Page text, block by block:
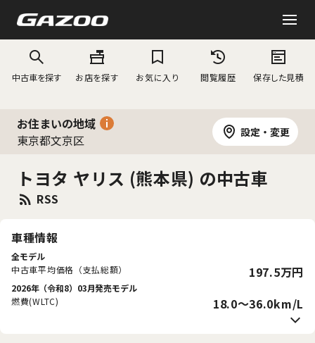
中古車を探す お店を探す お気に入り 閲覧履歴 保存した見積
お住まいの地域
東京都文京区
設定・変更
トヨタ ヤリス (熊本県) の中古車
RSS
車種情報
全モデル
中古車平均価格（支払総額）
197.5万円
2026年（令和8）03月発売モデル
燃費(WLTC)
18.0〜36.0km/L